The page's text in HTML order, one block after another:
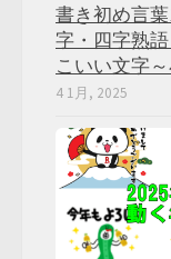
書き初め言葉
字・四字熟
こいい文字
4 1月, 2025